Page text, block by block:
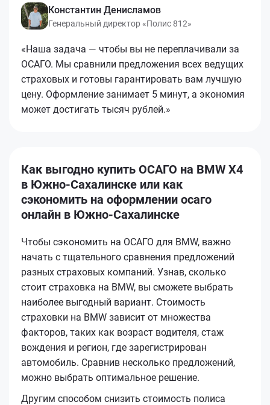
Константин Денисламов
Генеральный директор «Полис 812»
«Наша задача — чтобы вы не переплачивали за
ОСАГО. Мы сравнили предложения всех ведущих
страховых и готовы гарантировать вам лучшую
цену. Оформление занимает 5 минут, а экономия
может достигать тысяч рублей.»
Как выгодно купить ОСАГО на BMW X4
в Южно-Сахалинске или как
сэкономить на оформлении осаго
онлайн в Южно-Сахалинске
Чтобы сэкономить на ОСАГО для BMW, важно
начать с тщательного сравнения предложений
разных страховых компаний. Узнав, сколько
стоит страховка на BMW, вы сможете выбрать
наиболее выгодный вариант. Стоимость
страховки на BMW зависит от множества
факторов, таких как возраст водителя, стаж
вождения и регион, где зарегистрирован
автомобиль. Сравнив несколько предложений,
можно выбрать оптимальное решение.
Другим способом снизить стоимость полиса